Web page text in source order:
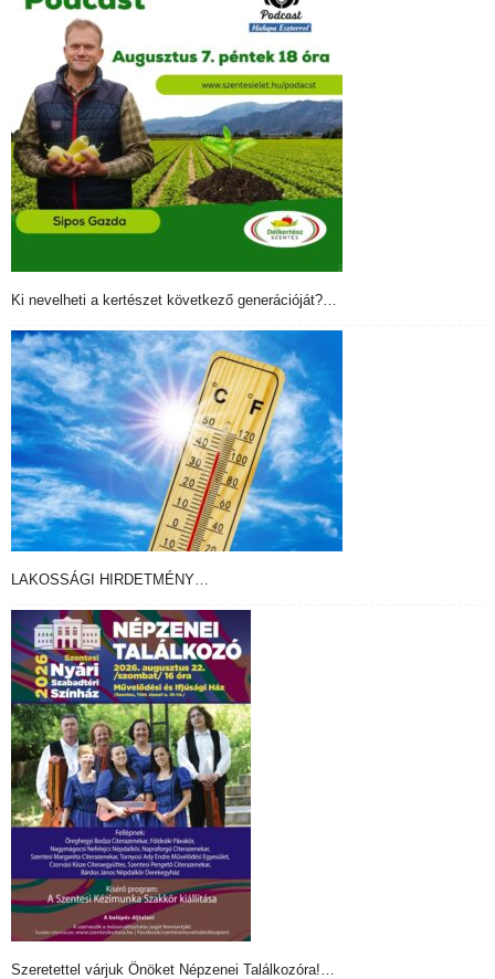
Ki nevelheti a kertészet következő generációját?…
LAKOSSÁGI HIRDETMÉNY…
Szeretettel várjuk Önöket Népzenei Találkozóra!…